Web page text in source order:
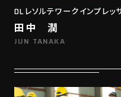
DLレソルテワークインプレッ
田中 潤
JUN TANAKA